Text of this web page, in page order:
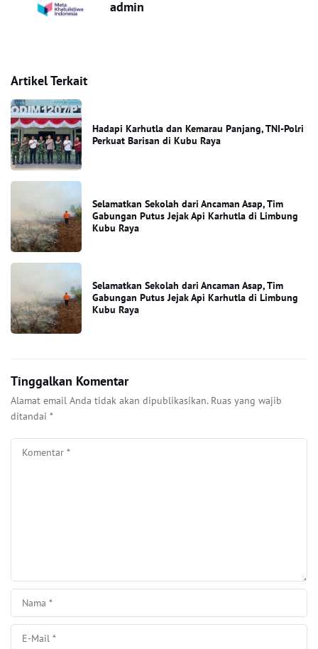
admin
Artikel Terkait
Hadapi Karhutla dan Kemarau Panjang, TNI-Polri
Perkuat Barisan di Kubu Raya
Selamatkan Sekolah dari Ancaman Asap, Tim
Gabungan Putus Jejak Api Karhutla di Limbung
Kubu Raya
Selamatkan Sekolah dari Ancaman Asap, Tim
Gabungan Putus Jejak Api Karhutla di Limbung
Kubu Raya
Tinggalkan Komentar
Alamat email Anda tidak akan dipublikasikan. Ruas yang wajib
ditandai *